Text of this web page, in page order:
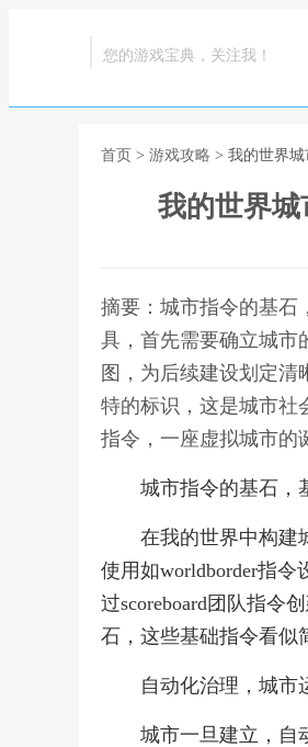
您的游戏宝典，关注我！
首页 > 游戏攻略 > 我的世界
我的世界
摘要：城市指令的基石
具，首先需要确立城市
图，为后续建设划定清
特的标识，这是城市社
指令，一座虚拟城市的
城市指令的基石，
在我的世界中构建
使用如worldborder指
过scoreboard团队指令
石，这些基础指令看似
自动化治理，城市
城市一旦建立，自